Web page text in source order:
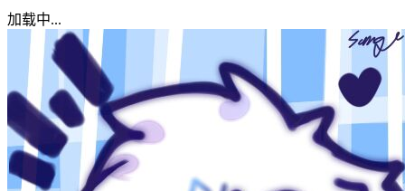
加载中...